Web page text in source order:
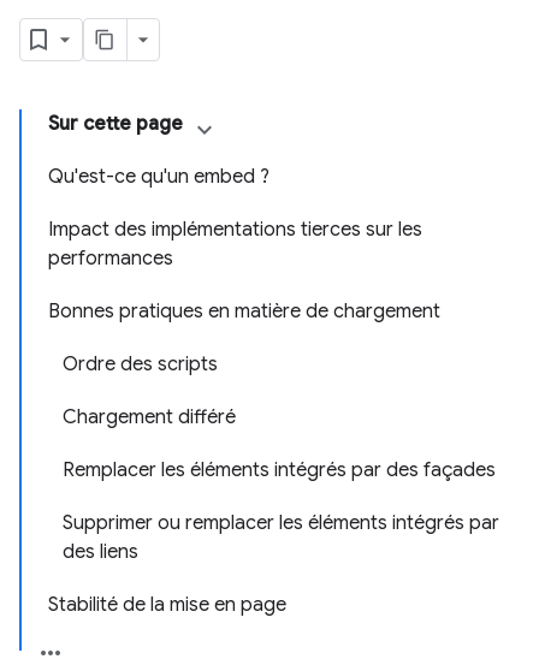
Sur cette page
Qu'est-ce qu'un embed ?
Impact des implémentations tierces sur les
performances
Bonnes pratiques en matière de chargement
Ordre des scripts
Chargement différé
Remplacer les éléments intégrés par des façades
Supprimer ou remplacer les éléments intégrés par
des liens
Stabilité de la mise en page